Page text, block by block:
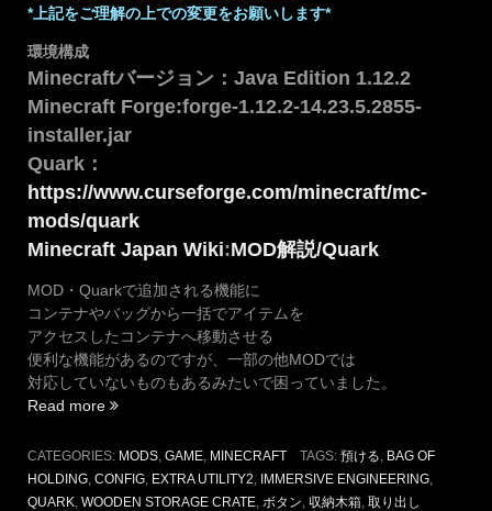
*上記をご理解の上での変更をお願いします*
環境構成
Minecraftバージョン：Java Edition 1.12.2
Minecraft Forge:forge-1.12.2-14.23.5.2855-
installer.jar
Quark：
https://www.curseforge.com/minecraft/mc-
mods/quark
Minecraft Japan Wiki:MOD解説/Quark
MOD・Quarkで追加される機能に
コンテナやバッグから一括でアイテムを
アクセスしたコンテナへ移動させる
便利な機能があるのですが、一部の他MODでは
対応していないものもあるみたいで困っていました。
Read more “【マ
ク
ラ】
Quark
CATEGORIES: MODS GAME MINECRAFT TAGS: 預ける BAG OF
HOLDING CONFIG EXTRA UTILITY2 IMMERSIVE ENGINEERING
QUARK WOODEN STORAGE CRATE ボタン 収納木箱 取り出し